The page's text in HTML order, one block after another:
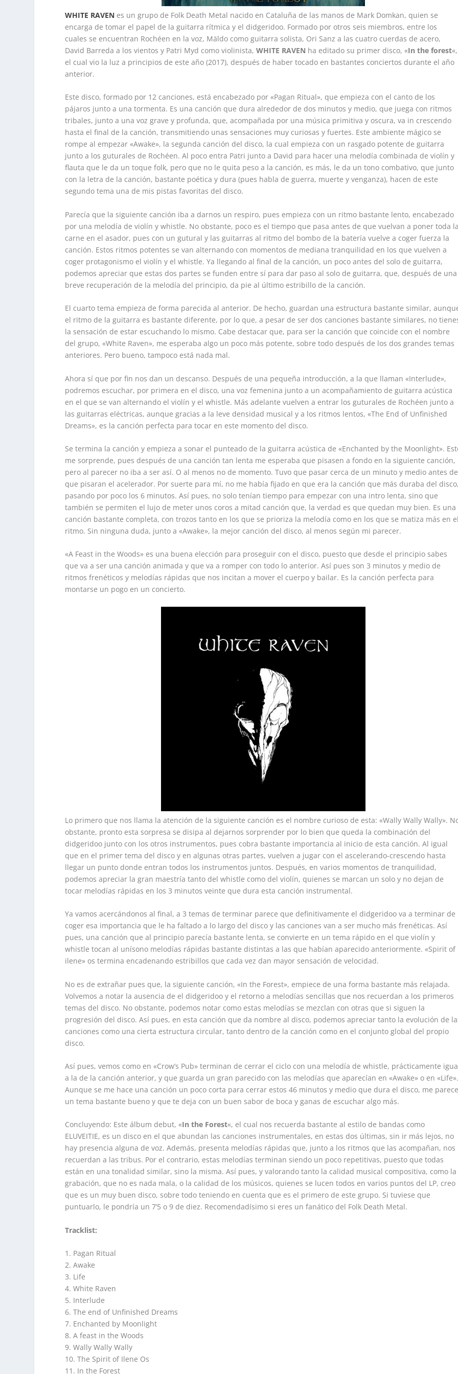
WHITE RAVEN es un grupo de Folk Death Metal nacido en Cataluña de las manos de Mark Domkan, quien se
encarga de tomar el papel de la guitarra rítmica y el didgeridoo. Formado por otros seis miembros, entre los
cuales se encuentran Rochéen en la voz, Mäldo como guitarra solista, Ori Sanz a las cuatro cuerdas de acero,
David Barreda a los vientos y Patri Myd como violinista,WHITE RAVEN ha editado su primer disco, «In the forest«,
el cual vio la luz a principios de este año (2017), después de haber tocado en bastantes conciertos durante el año
anterior.
Este disco, formado por 12 canciones, está encabezado por «Pagan Ritual», que empieza con el canto de los
pájaros junto a una tormenta. Es una canción que dura alrededor de dos minutos y medio, que juega con ritmos
tribales, junto a una voz grave y profunda, que, acompañada por una música primitiva y oscura, va in crescendo
hasta el final de la canción, transmitiendo unas sensaciones muy curiosas y fuertes. Este ambiente mágico se
rompe al empezar «Awake», la segunda canción del disco, la cual empieza con un rasgado potente de guitarra
junto a los guturales de Rochéen. Al poco entra Patri junto a David para hacer una melodía combinada de violín y
flauta que le da un toque folk, pero que no le quita peso a la canción, es más, le da un tono combativo, que junto
con la letra de la canción, bastante poética y dura (pues habla de guerra, muerte y venganza), hacen de este
segundo tema una de mis pistas favoritas del disco.
Parecía que la siguiente canción iba a darnos un respiro, pues empieza con un ritmo bastante lento, encabezado
por una melodía de violín y whistle. No obstante, poco es el tiempo que pasa antes de que vuelvan a poner toda
carne en el asador, pues con un gutural y las guitarras al ritmo del bombo de la batería vuelve a coger fuerza la
canción. Estos ritmos potentes se van alternando con momentos de mediana tranquilidad en los que vuelven a
coger protagonismo el violín y el whistle. Ya llegando al final de la canción, un poco antes del solo de guitarra,
podemos apreciar que estas dos partes se funden entre sí para dar paso al solo de guitarra, que, después de una
breve recuperación de la melodía del principio, da pie al último estribillo de la canción.
El cuarto tema empieza de forma parecida al anterior. De hecho, guardan una estructura bastante similar,
el ritmo de la guitarra es bastante diferente, por lo que, a pesar de ser dos canciones bastante similares, no
la sensación de estar escuchando lo mismo. Cabe destacar que, para ser la canción que coincide con el nombre
del grupo, «White Raven», me esperaba algo un poco más potente, sobre todo después de los dos grandes temas
anteriores. Pero bueno, tampoco está nada mal.
Ahora sí que por fin nos dan un descanso. Después de una pequeña introducción, a la que llaman «Interlude»,
podremos escuchar, por primera en el disco, una voz femenina junto a un acompañamiento de guitarra acústica
en el que se van alternando el violín y el whistle. Más adelante vuelven a entrar los guturales de Rochéen junto a
las guitarras eléctricas, aunque gracias a la leve densidad musical y a los ritmos lentos, «The End of Unfinished
Dreams», es la canción perfecta para tocar en este momento del disco.
Se termina la canción y empieza a sonar el punteado de la guitarra acústica de «Enchanted by the Moonlight».
me sorprende, pues después de una canción tan lenta me esperaba que pisasen a fondo en la siguiente canción,
pero al parecer no iba a ser así. O al menos no de momento. Tuvo que pasar cerca de un minuto y medio antes de
que pisaran el acelerador. Por suerte para mí, no me había fijado en que era la canción que más duraba del
pasando por poco los 6 minutos. Así pues, no solo tenían tiempo para empezar con una intro lenta, sino que
también se permiten el lujo de meter unos coros a mitad canción que, la verdad es que quedan muy bien. Es una
canción bastante completa, con trozos tanto en los que se prioriza la melodía como en los que se matiza más en
ritmo. Sin ninguna duda, junto a «Awake», la mejor canción del disco, al menos según mi parecer.
«A Feast in the Woods» es una buena elección para proseguir con el disco, puesto que desde el principio sabes
que va a ser una canción animada y que va a romper con todo lo anterior. Así pues son 3 minutos y medio de
ritmos frenéticos y melodías rápidas que nos incitan a mover el cuerpo y bailar. Es la canción perfecta para
montarse un pogo en un concierto.
Lo primero que nos llama la atención de la siguiente canción es el nombre curioso de esta: «Wally Wally Wally».
obstante, pronto esta sorpresa se disipa al dejarnos sorprender por lo bien que queda la combinación del
didgeridoo junto con los otros instrumentos, pues cobra bastante importancia al inicio de esta canción. Al igual
que en el primer tema del disco y en algunas otras partes, vuelven a jugar con el ascelerando-crescendo hasta
llegar un punto donde entran todos los instrumentos juntos. Después, en varios momentos de tranquilidad,
podemos apreciar la gran maestría tanto del whistle como del violín, quienes se marcan un solo y no dejan de
tocar melodías rápidas en los 3 minutos veinte que dura esta canción instrumental.
Ya vamos acercándonos al final, a 3 temas de terminar parece que definitivamente el didgeridoo va a terminar de
coger esa importancia que le ha faltado a lo largo del disco y las canciones van a ser mucho más frenéticas. Así
pues, una canción que al principio parecía bastante lenta, se convierte en un tema rápido en el que violín y
whistle tocan al unísono melodías rápidas bastante distintas a las que habían aparecido anteriormente. «Spirit of
ilene» os termina encadenando estribillos que cada vez dan mayor sensación de velocidad.
No es de extrañar pues que, la siguiente canción, «In the Forest», empiece de una forma bastante más relajada.
Volvemos a notar la ausencia de el didgeridoo y el retorno a melodías sencillas que nos recuerdan a los primeros
temas del disco. No obstante, podemos notar como estas melodías se mezclan con otras que si siguen la
progresión del disco. Así pues, en esta canción que da nombre al disco, podemos apreciar tanto la evolución de
canciones como una cierta estructura circular, tanto dentro de la canción como en el conjunto global del propio
disco.
Así pues, vemos como en «Crow’s Pub» terminan de cerrar el ciclo con una melodía de whistle, prácticamente
a la de la canción anterior, y que guarda un gran parecido con las melodías que aparecían en «Awake» o en
Aunque se me hace una canción un poco corta para cerrar estos 46 minutos y medio que dura el disco, me
un tema bastante bueno y que te deja con un buen sabor de boca y ganas de escuchar algo más.
Concluyendo: Este álbum debut, «In the Forest«, el cual nos recuerda bastante al estilo de bandas como
ELUVEITIE, es un disco en el que abundan las canciones instrumentales, en estas dos últimas, sin ir más lejos, no
hay presencia alguna de voz. Además, presenta melodías rápidas que, junto a los ritmos que las acompañan, nos
recuerdan a las tribus. Por el contrario, estas melodías terminan siendo un poco repetitivas, puesto que todas
están en una tonalidad similar, sino la misma. Así pues, y valorando tanto la calidad musical compositiva, como la
grabación, que no es nada mala, o la calidad de los músicos, quienes se lucen todos en varios puntos del LP, creo
que es un muy buen disco, sobre todo teniendo en cuenta que es el primero de este grupo. Si tuviese que
puntuarlo, le pondría un 7’5 o 9 de diez. Recomendadísimo si eres un fanático del Folk Death Metal.
Tracklist:
1. Pagan Ritual
2. Awake
3. Life
4. White Raven
5. Interlude
6. The end of Unfinished Dreams
7. Enchanted by Moonlight
8. A feast in the Woods
9. Wally Wally Wally
10. The Spirit of Ilene Os
11. In the Forest